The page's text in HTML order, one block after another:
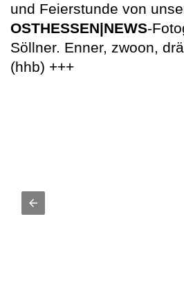
und Feierstunde von
OSTHESSEN|NEWS-
Söllner. Enner, zwoon,
(hhb) +++